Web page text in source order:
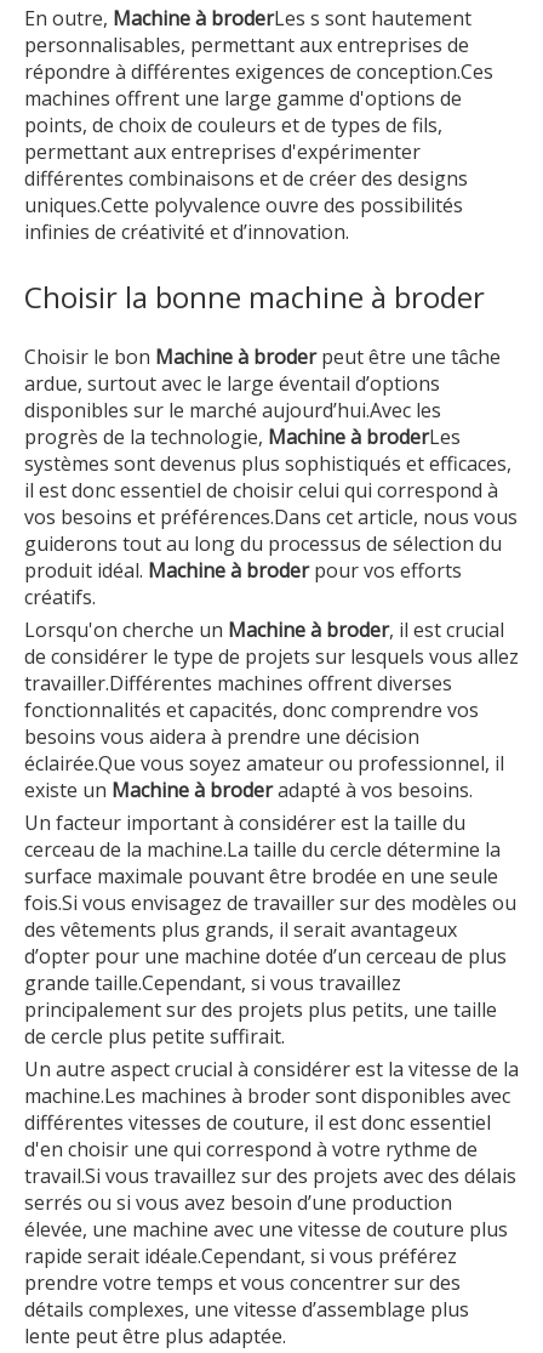
En outre, Machine à broderLes s sont hautement
personnalisables, permettant aux entreprises de
répondre à différentes exigences de conception.Ces
machines offrent une large gamme d'options de
points, de choix de couleurs et de types de fils,
permettant aux entreprises d'expérimenter
différentes combinaisons et de créer des designs
uniques.Cette polyvalence ouvre des possibilités
infinies de créativité et d’innovation.
Choisir la bonne machine à broder
Choisir le bon Machine à broderpeut être une tâche
ardue, surtout avec le large éventail d’options
disponibles sur le marché aujourd’hui.Avec les
progrès de la technologie, Machine à broderLes
systèmes sont devenus plus sophistiqués et efficaces,
il est donc essentiel de choisir celui qui correspond à
vos besoins et préférences.Dans cet article, nous vous
guiderons tout au long du processus de sélection du
produit idéal. Machine à broderpour vos efforts
créatifs.
Lorsqu'on cherche un Machine à broder, il est crucial
de considérer le type de projets sur lesquels vous allez
travailler.Différentes machines offrent diverses
fonctionnalités et capacités, donc comprendre vos
besoins vous aidera à prendre une décision
éclairée.Que vous soyez amateur ou professionnel, il
existe un Machine à broderadapté à vos besoins.
Un facteur important à considérer est la taille du
cerceau de la machine.La taille du cercle détermine la
surface maximale pouvant être brodée en une seule
fois.Si vous envisagez de travailler sur des modèles ou
des vêtements plus grands, il serait avantageux
d’opter pour une machine dotée d’un cerceau de plus
grande taille.Cependant, si vous travaillez
principalement sur des projets plus petits, une taille
de cercle plus petite suffirait.
Un autre aspect crucial à considérer est la vitesse de la
machine.Les machines à broder sont disponibles avec
différentes vitesses de couture, il est donc essentiel
d'en choisir une qui correspond à votre rythme de
travail.Si vous travaillez sur des projets avec des délais
serrés ou si vous avez besoin d’une production
élevée, une machine avec une vitesse de couture plus
rapide serait idéale.Cependant, si vous préférez
prendre votre temps et vous concentrer sur des
détails complexes, une vitesse d’assemblage plus
lente peut être plus adaptée.